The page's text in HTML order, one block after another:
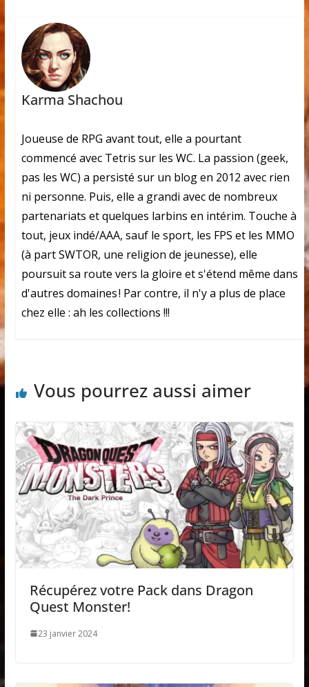
Karma Shachou
Joueuse de RPG avant tout, elle a pourtant
commencé avec Tetris sur les WC. La passion (geek,
pas les WC) a persisté sur un blog en 2012 avec rien
ni personne. Puis, elle a grandi avec de nombreux
partenariats et quelques larbins en intérim. Touche à
tout, jeux indé/AAA, sauf le sport, les FPS et les MMO
(à part SWTOR, une religion de jeunesse), elle
poursuit sa route vers la gloire et s'étend même dans
d'autres domaines ! Par contre, il n'y a plus de place
chez elle : ah les collections !!!
Vous pourrez aussi aimer
Récupérez votre Pack dans Dragon
Quest Monster!
23 janvier 2024